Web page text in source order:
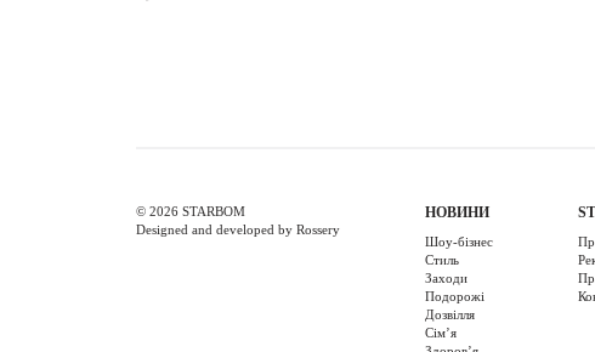
© 2026 STARBOM
Designed and developed by Rossery
НОВИНИ
Шоу-бізнес
Стиль
Заходи
Подорожі
Дозвілля
Cім’я